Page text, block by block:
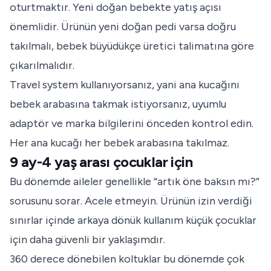
oturtmaktır. Yeni doğan bebekte yatış açısı
önemlidir. Ürünün yeni doğan pedi varsa doğru
takılmalı, bebek büyüdükçe üretici talimatına göre
çıkarılmalıdır.
Travel system kullanıyorsanız, yani ana kucağını
bebek arabasına takmak istiyorsanız, uyumlu
adaptör ve marka bilgilerini önceden kontrol edin.
Her ana kucağı her bebek arabasına takılmaz.
9 ay-4 yaş arası çocuklar için
Bu dönemde aileler genellikle “artık öne baksın mı?”
sorusunu sorar. Acele etmeyin. Ürünün izin verdiği
sınırlar içinde arkaya dönük kullanım küçük çocuklar
için daha güvenli bir yaklaşımdır.
360 derece dönebilen koltuklar bu dönemde çok